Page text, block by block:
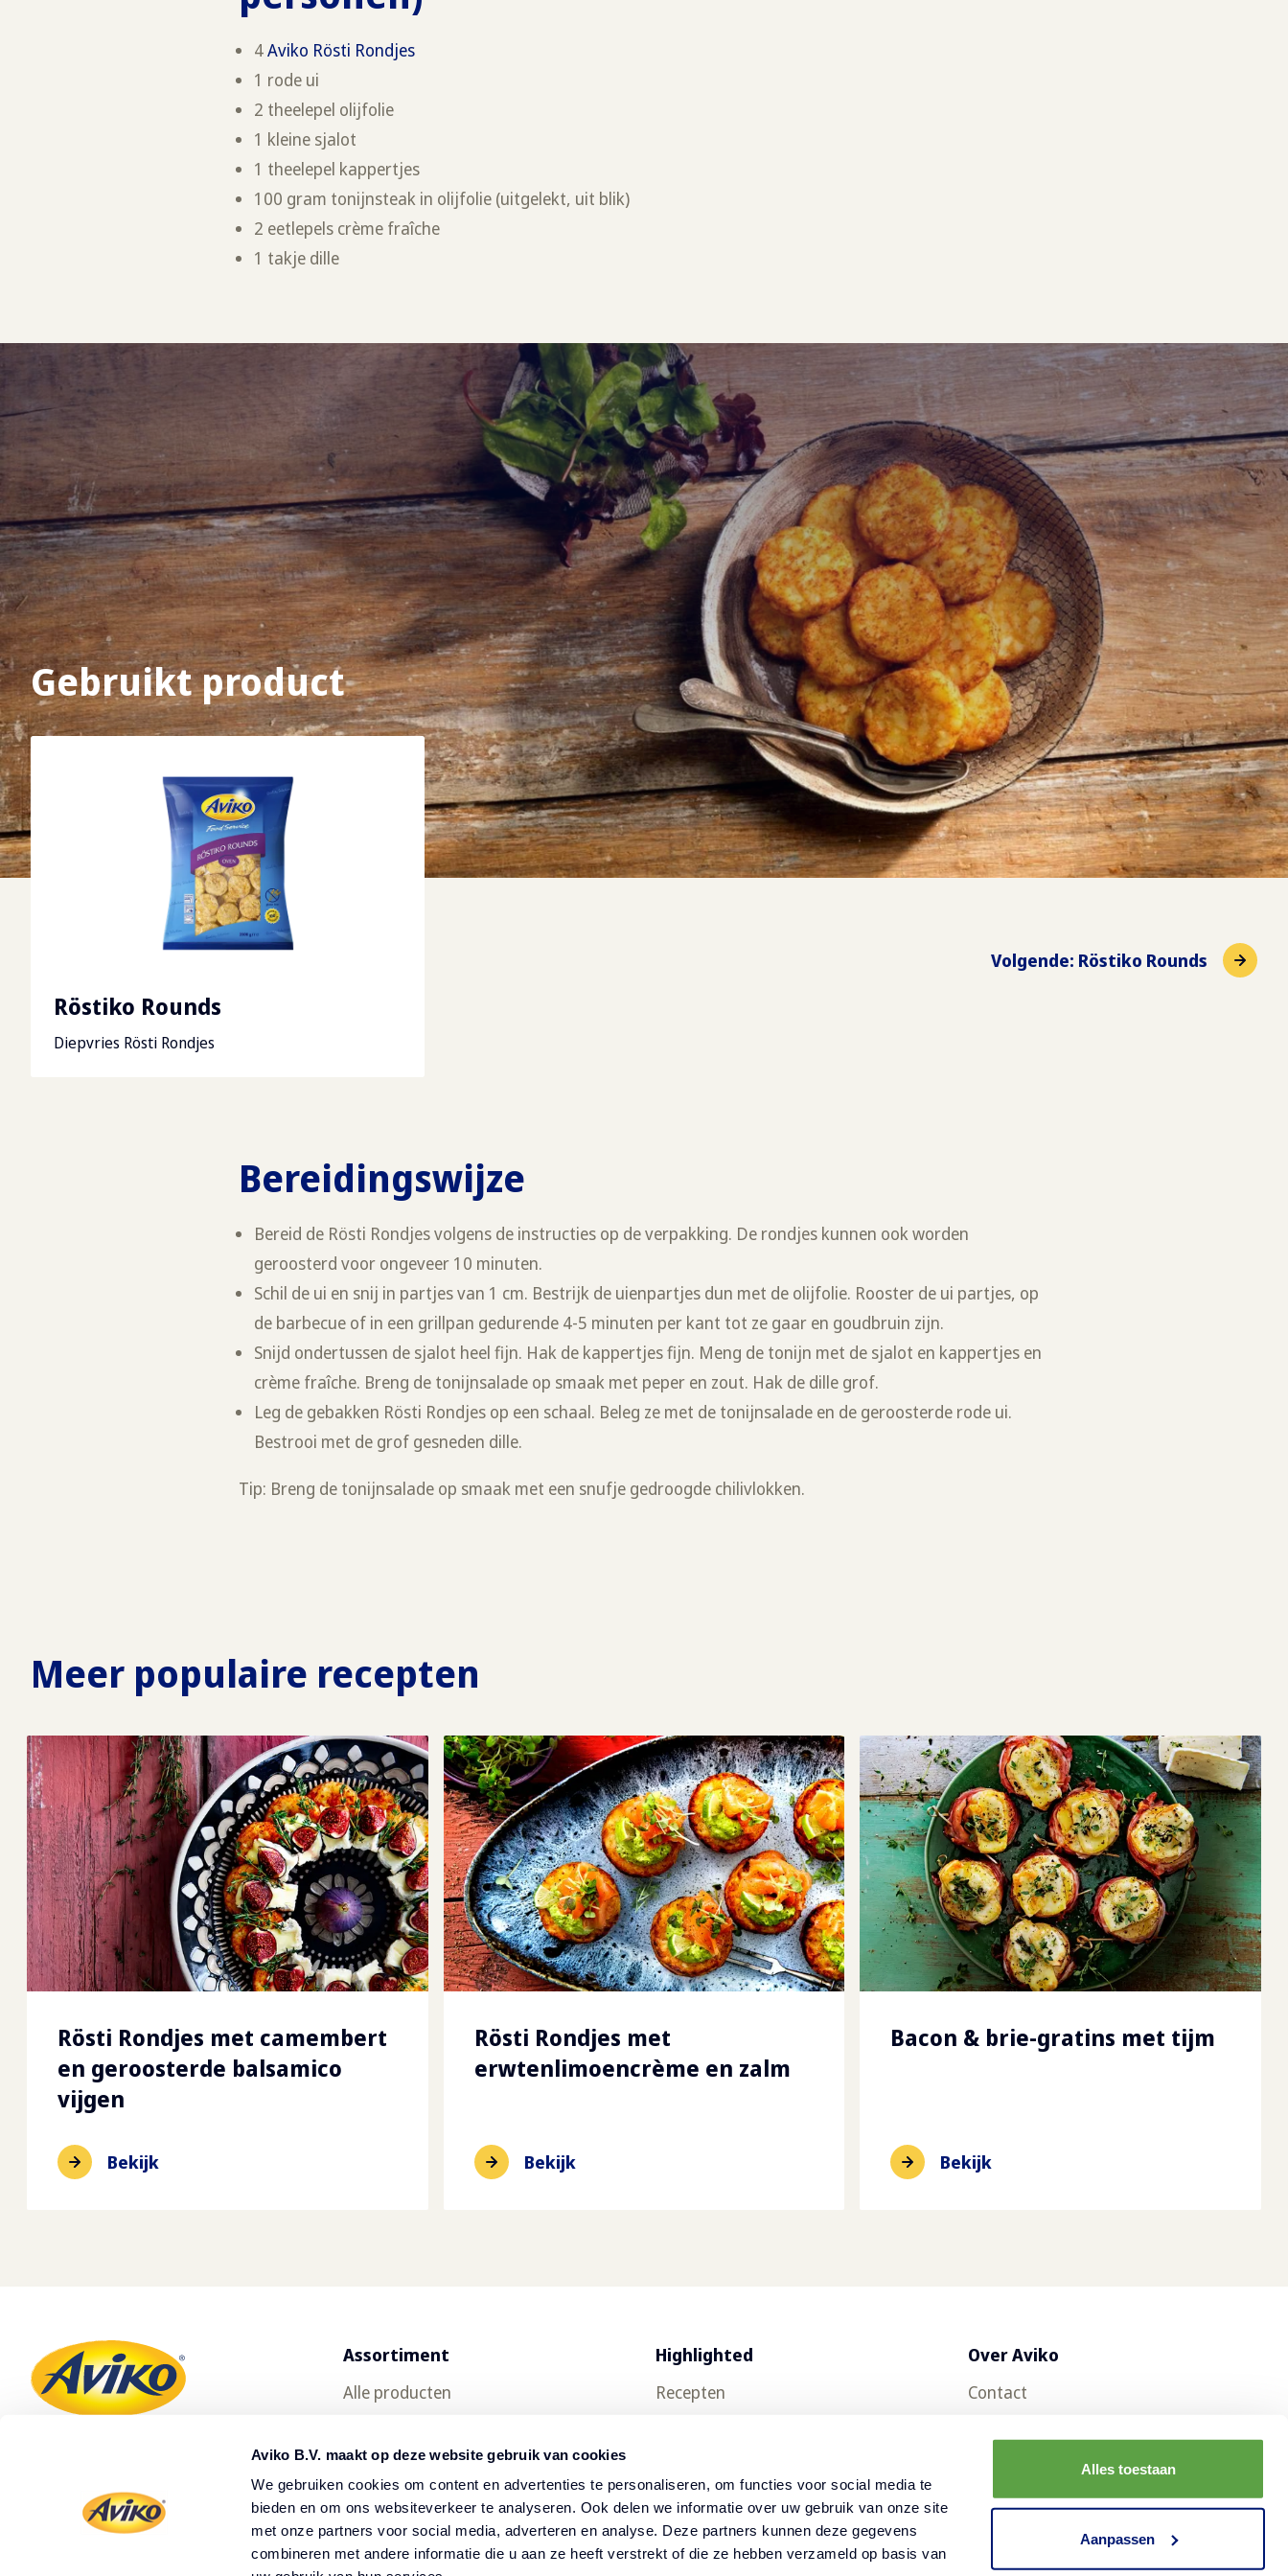
Aviko B.V. maakt op deze website gebruik van cookies
We gebruiken cookies om content en advertenties te personaliseren, om functies voor social media te
bieden en om ons websiteverkeer te analyseren. Ook delen we informatie over uw gebruik van onze site
met onze partners voor social media, adverteren en analyse. Deze partners kunnen deze gegevens
combineren met andere informatie die u aan ze heeft verstrekt of die ze hebben verzameld op basis van
Alles toestaan
Aanpassen
4Aviko Rösti Rondjes
1 rode ui
2 theelepel olijfolie
1 kleine sjalot
1 theelepel kappertjes
100 gram tonijnsteak in olijfolie (uitgelekt, uit blik)
2 eetlepels crème fraîche
1 takje dille
Volgende: Röstiko Rounds
Gebruikt product
Röstiko Rounds
Diepvries Rösti Rondjes
Bereidingswijze
Bereid de Rösti Rondjes volgens de instructies op de verpakking. De rondjes kunnen ook worden
geroosterd voor ongeveer 10 minuten.
Schil de ui en snij in partjes van 1 cm. Bestrijk de uienpartjes dun met de olijfolie. Rooster de ui partjes, op
de barbecue of in een grillpan gedurende 4-5 minuten per kant tot ze gaar en goudbruin zijn.
Snijd ondertussen de sjalot heel fijn. Hak de kappertjes fijn. Meng de tonijn met de sjalot en kappertjes en
crème fraîche. Breng de tonijnsalade op smaak met peper en zout. Hak de dille grof.
Leg de gebakken Rösti Rondjes op een schaal. Beleg ze met de tonijnsalade en de geroosterde rode ui.
Bestrooi met de grof gesneden dille.
Tip: Breng de tonijnsalade op smaak met een snufje gedroogde chilivlokken.
Meer populaire recepten
Rösti Rondjes met camembert
en geroosterde balsamico
vijgen
Bekijk
Rösti Rondjes met
erwtenlimoencrème en zalm
Bekijk
Bacon & brie-gratins met tijm
Bekijk
Assortiment
Alle producten
Oerfriet
SuperCrunch
Waar te koop
Highlighted
Recepten
Nieuwsbrief
Over Aviko
Contact
Werken bij Aviko
Duurzaamheid